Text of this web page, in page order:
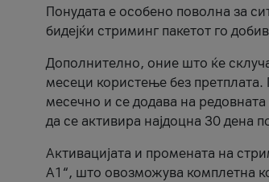
Понудата е особено поволна за
бидејќи стриминг пакетот го
Дополнително, оние што ќе
месеци користење без
месечно и се додава на
да се активира најдоцна 30 дена
Активацијата и промената на
А1“, што овозможува комплетна